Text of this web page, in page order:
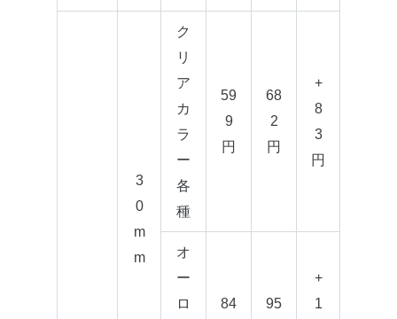
3
0
m
m
ク
リ
ア
カ
ラ
ー
各
種
59
9
円
68
2
円
+
8
3
円
オ
ー
ロ
84
95
+
1